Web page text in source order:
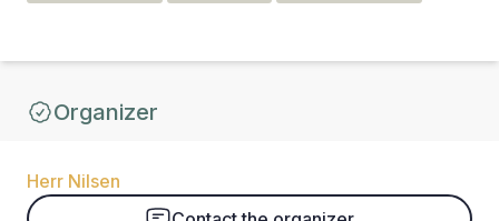
Organizer
Herr Nilsen